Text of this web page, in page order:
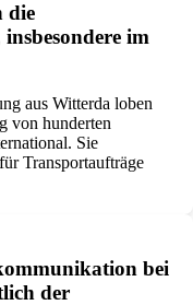
die
im
aus Witterda loben
von hunderten
Sie
Transportaufträge
bei
der